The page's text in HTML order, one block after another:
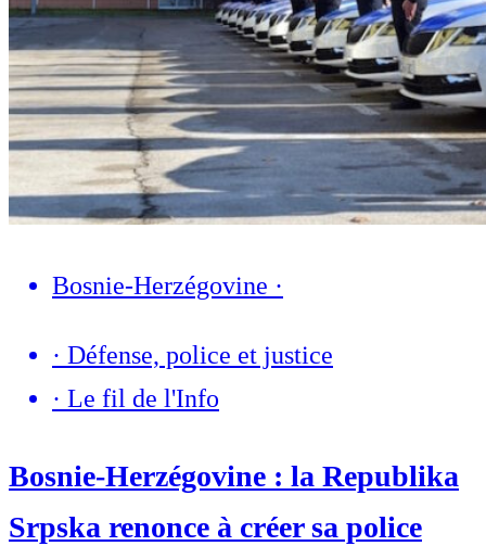
Bosnie-Herzégovine ·
· Défense, police et justice
· Le fil de l'Info
Bosnie-Herzégovine : la Republika
Srpska renonce à créer sa police